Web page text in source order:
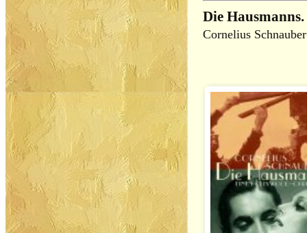
Die
Cornelius Schnauber